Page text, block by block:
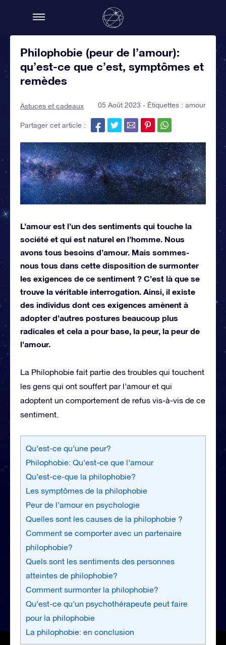
Philophobie (peur de l’amour):
qu’est-ce que c’est, symptômes et
remèdes
Astuces et cadeaux 05 Août 2023 - Étiquettes : amour
Partager cet article :
L’amour est l’un des sentiments qui touche la
société et qui est naturel en l’homme. Nous
avons tous besoins d’amour. Mais sommes-
nous tous dans cette disposition de surmonter
les exigences de ce sentiment ? C’est là que se
trouve la véritable interrogation. Ainsi, il existe
des individus dont ces exigences amènent à
adopter d’autres postures beaucoup plus
radicales et cela a pour base, la peur, la peur de
l’amour.
La Philophobie fait partie des troubles qui touchent
les gens qui ont souffert par l’amour et qui
adoptent un comportement de refus vis-à-vis de ce
sentiment.
Qu’est-ce qu’une peur?
Philophobie: Qu’est-ce que l’amour
Qu’est-ce-que la philophobie?
Les symptômes de la philophobie
Peur de l’amour en psychologie
Quelles sont les causes de la philophobie ?
Comment se comporter avec un partenaire
philophobie?
Quels sont les sentiments des personnes
atteintes de philophobie?
Comment surmonter la philophobie?
Qu’est-ce qu’un psychothérapeute peut faire
pour la philophobie
La philophobie: en conclusion